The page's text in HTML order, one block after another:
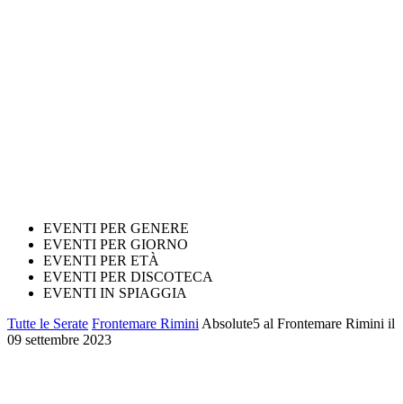
EVENTI PER GENERE
EVENTI PER GIORNO
EVENTI PER ETÀ
EVENTI PER DISCOTECA
EVENTI IN SPIAGGIA
Tutte le Serate Frontemare Rimini Absolute5 al Frontemare Rimini il
09 settembre 2023